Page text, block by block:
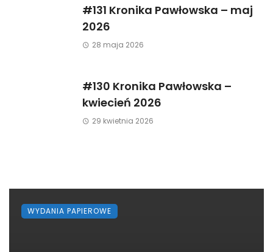
#131 Kronika Pawłowska – maj
2026
28 maja 2026
#130 Kronika Pawłowska –
kwiecień 2026
29 kwietnia 2026
WYDANIA PAPIEROWE